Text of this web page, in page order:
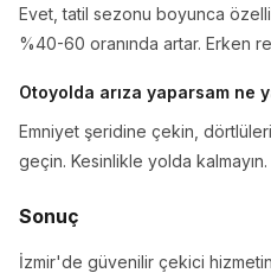
Evet, tatil sezonu boyunca
%40-60 oranında artar. Erken
Otoyolda arıza yaparsam ne
Emniyet şeridine çekin,
geçin. Kesinlikle yolda kalmayın.
Sonuç
İzmir'de güvenilir çekici